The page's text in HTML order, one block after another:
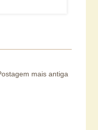
mais antiga